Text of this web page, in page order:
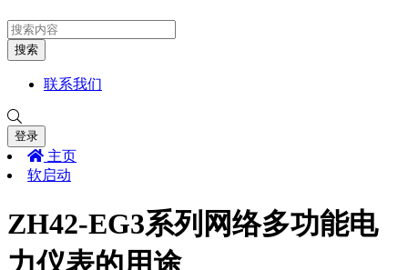
搜索
联系我们
登录
主页
软启动
ZH42-EG3系列网络多功能电